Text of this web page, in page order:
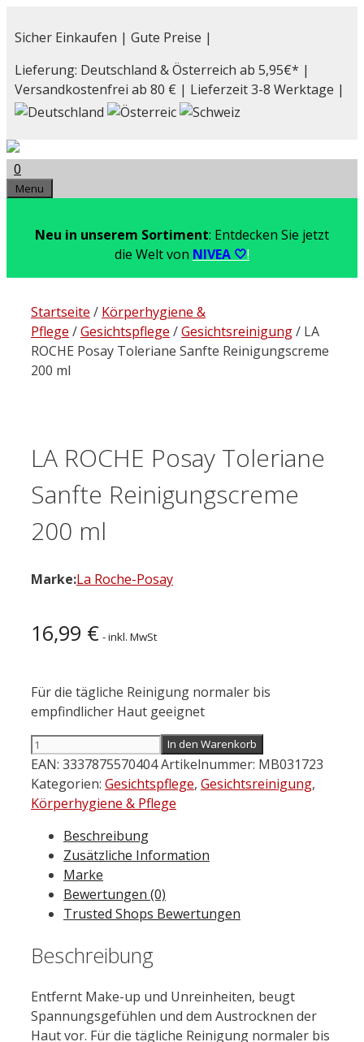
Inhalt
Sicher Einkaufen | Gute Preise |
Lieferung: Deutschland & Österreich ab 5,95€* |
Versandkostenfrei ab 80 € | Lieferzeit 3-8 Werktage |
0
Menu
Neu in unserem Sortiment: Entdecken Sie jetzt
die Welt von NIVEA 🤍!
Startseite / Körperhygiene &
Pflege /Gesichtspflege /Gesichtsreinigung/ LA
ROCHE Posay Toleriane Sanfte Reinigungscreme
200 ml
LA ROCHE Posay Toleriane
Sanfte Reinigungscreme
200 ml
Marke:La Roche-Posay
16,99 € - inkl. MwSt
Für die tägliche Reinigung normaler bis
empfindlicher Haut geeignet
LA
ROCHE
Posay
Toleriane
Reinigungscreme
200
Menge
In den Warenkorb
EAN: 3337875570404Artikelnummer: MB031723
Kategorien: Gesichtspflege, Gesichtsreinigung,
Körperhygiene & Pflege
Beschreibung
Zusätzliche Information
Marke
Bewertungen (0)
Trusted Shops Bewertungen
Beschreibung
Entfernt Make-up und Unreinheiten, beugt
Spannungsgefühlen und dem Austrocknen der
Haut vor. Für die tägliche Reinigung normaler bis